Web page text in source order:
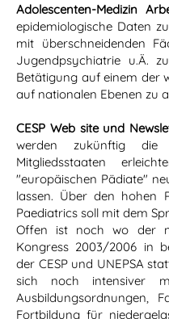
Adolescenten-Medizin
epidemiologische Daten
mit überschneidenden
Jugendpsychiatrie u.Ä.
Betätigung auf einem der
auf nationalen Ebenen zu
CESP Web site und
werden zukünftig die
Mitgliedsstaaten
"europäischen Pädiate"
lassen. Über den hohen
Paediatrics soll mit dem
Offen ist noch wo der
Kongress 2003/2006 in
der CESP und UNEPSA
sich noch intensiver
Ausbildungsordnungen,
Fortbildung für